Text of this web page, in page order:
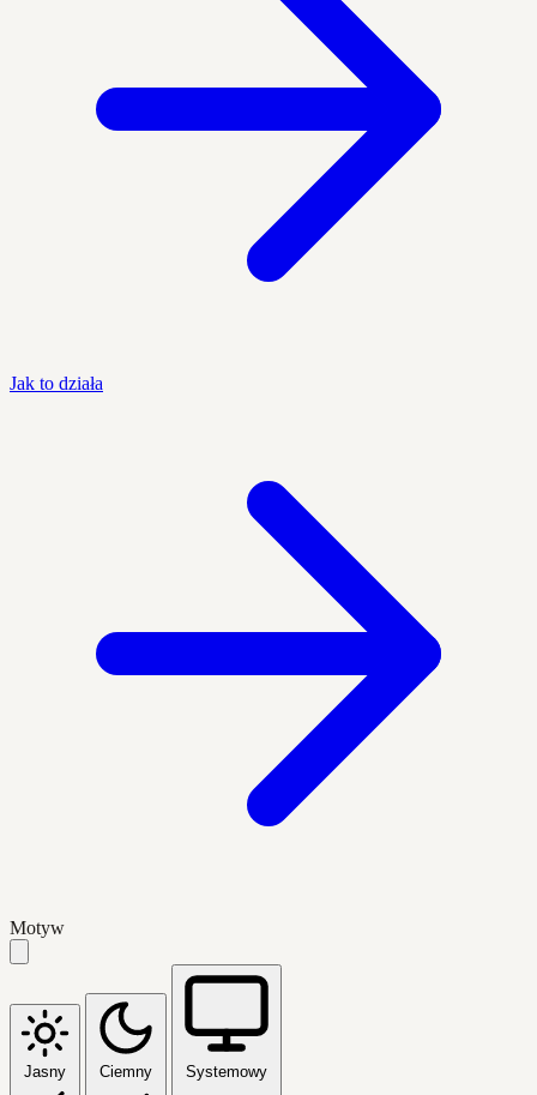
Jak to działa
Motyw
Jasny Ciemny Systemowy